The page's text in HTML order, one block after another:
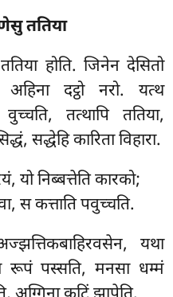
ततिया
होति. जिनेन देसितो
दट्ठो नरो. यत्थ
तत्थापि ततिया,
सद्धेहि कारिता विहारा.
यो निब्बत्तेति कारको;
स कत्ताति पवुच्चति.
यथा
रूपं पस्सति, मनसा धम्मं